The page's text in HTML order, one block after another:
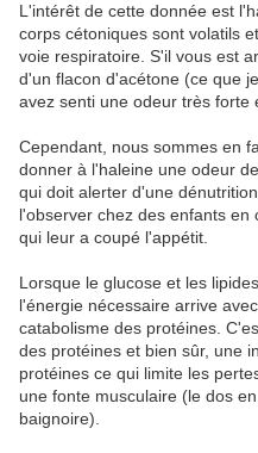
L'intérêt de cette donnée est
corps cétoniques sont volatils
voie respiratoire. S'il vous est
d'un flacon d'acétone (ce que
avez senti une odeur très forte
Cependant, nous sommes en
donner à l'haleine une odeur
qui doit alerter d'une
l'observer chez des enfants
qui leur a coupé l'appétit.
Lorsque le glucose et les
l'énergie nécessaire arrive
catabolisme des protéines.
des protéines et bien sûr, une
protéines ce qui limite les
une fonte musculaire (le dos
baignoire).